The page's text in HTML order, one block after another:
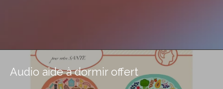
Audio aide à dormir offert